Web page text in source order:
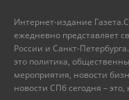
Интернет-издание
ежедневно представляет
России и Санкт-
это политика,
мероприятия, новости
новости СПб сегодня –